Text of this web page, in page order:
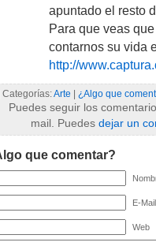
apuntado el resto
Para que veas
contarnos su vida
http://
| Categorías:Arte ¿Algo que
Puedes seguir los
mail. Puedes dejar un
que comentar?
E-
Web